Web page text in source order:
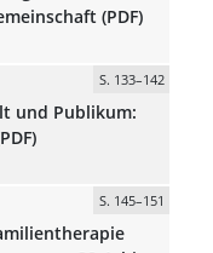
(PDF)
S. 133–142
und Publikum:
S. 145–151